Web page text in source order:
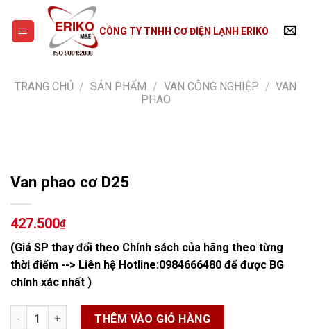
content
CÔNG TY TNHH CƠ ĐIỆN LẠNH ERIKO
TRANG CHỦ / SẢN PHẨM / VAN CÔNG NGHIỆP / VAN
PHAO
Van phao cơ D25
427.500₫
(Giá SP thay đổi theo Chính sách của hãng theo từng
thời điểm --> Liên hệ Hotline:0984666480 để được BG
chính xác nhất )
Van phao cơ D25 số lượngTHÊM VÀO GIỎ HÀNG